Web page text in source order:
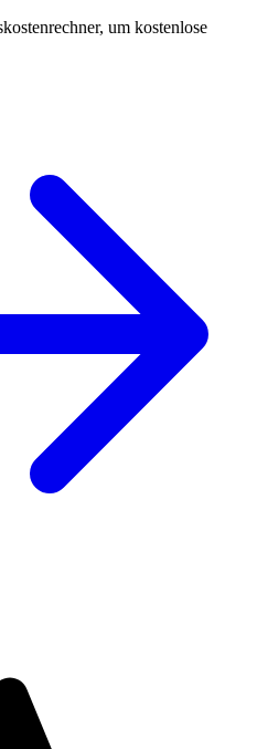
um kostenlose